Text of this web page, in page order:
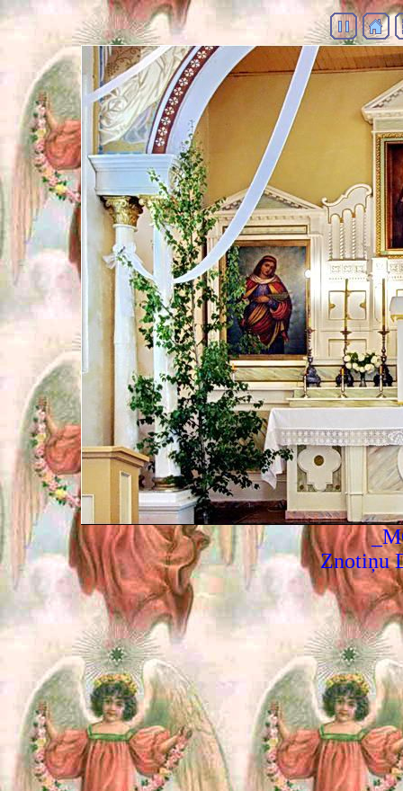
Znotiņu